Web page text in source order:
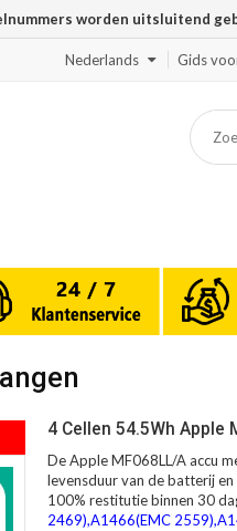
worden uitsluitend
Nederlands Gids
4 Cellen 54.5Wh Apple
De Apple MF068LL/A accu
levensduur van de batterij
100% restitutie binnen 30
2469),A1466(EMC